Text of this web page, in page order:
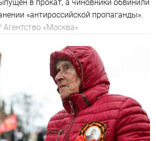
в прокат, а чиновники обвинили
«антироссийской пропаганды».
Агентство «Москва»